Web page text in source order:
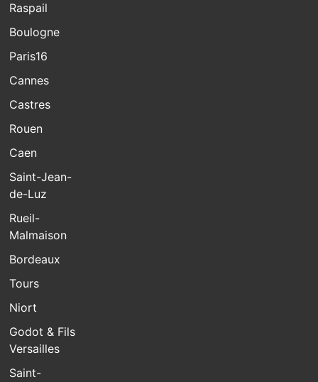
Raspail
Boulogne
Paris16
Cannes
Castres
Rouen
Caen
Saint-Jean-
de-Luz
Rueil-
Malmaison
Bordeaux
Tours
Niort
Godot & Fils
Versailles
Saint-